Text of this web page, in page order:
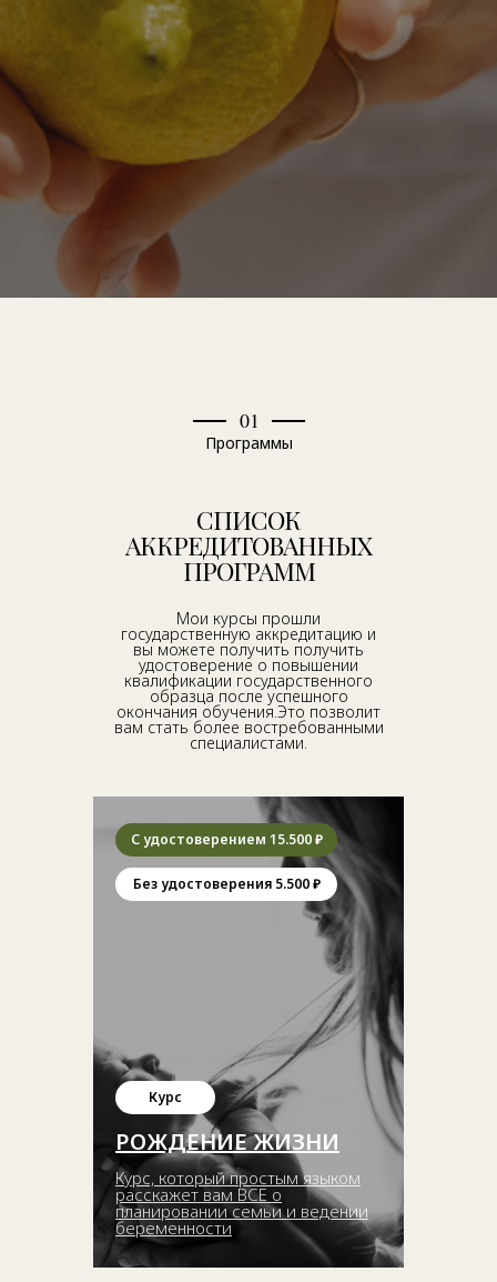
СПИСОК
АККРЕДИТОВАННЫХ
ПРОГРАММ
01
Программы
Мои курсы прошли
государственную аккредитацию и
вы можете получить получить
удостоверение о повышении
квалификации государственного
образца после успешного
окончания обучения.Это позволит
вам стать более востребованными
специалистами.
Курс, который простым языком
расскажет вам ВСЕ о
планировании семьи и ведении
беременности
РОЖДЕНИЕ ЖИЗНИ
Курс
Без удостоверения 5.500 ₽
С удостоверением 15.500 ₽